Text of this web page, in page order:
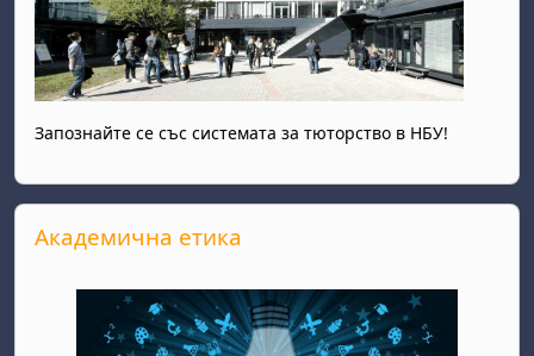
Запознайте се със системата за тюторство в НБУ!
Прескочи Академична етика
Академична етика